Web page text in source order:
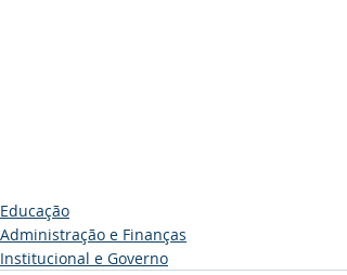
Educação
Administração e Finanças
Institucional e Governo